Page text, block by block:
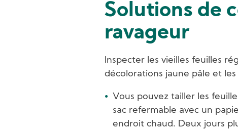
Solutions de
ravageur
Inspecter les vieilles feuilles
décolorations jaune pâle et
Vous pouvez tailler les
sac refermable avec un
endroit chaud. Deux jours